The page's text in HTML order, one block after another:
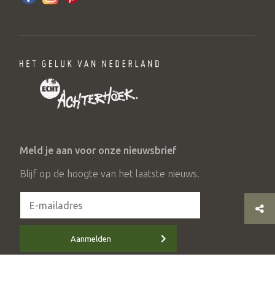
Meld je aan voor onze nieuwsbrief
Blijf op de hoogte van het laatste nieuws.
Aanmelden